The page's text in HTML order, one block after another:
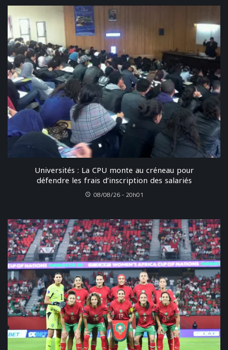
Universités : La CPU monte au créneau pour
défendre les frais d’inscription des salariés
08/08/26 - 20h01